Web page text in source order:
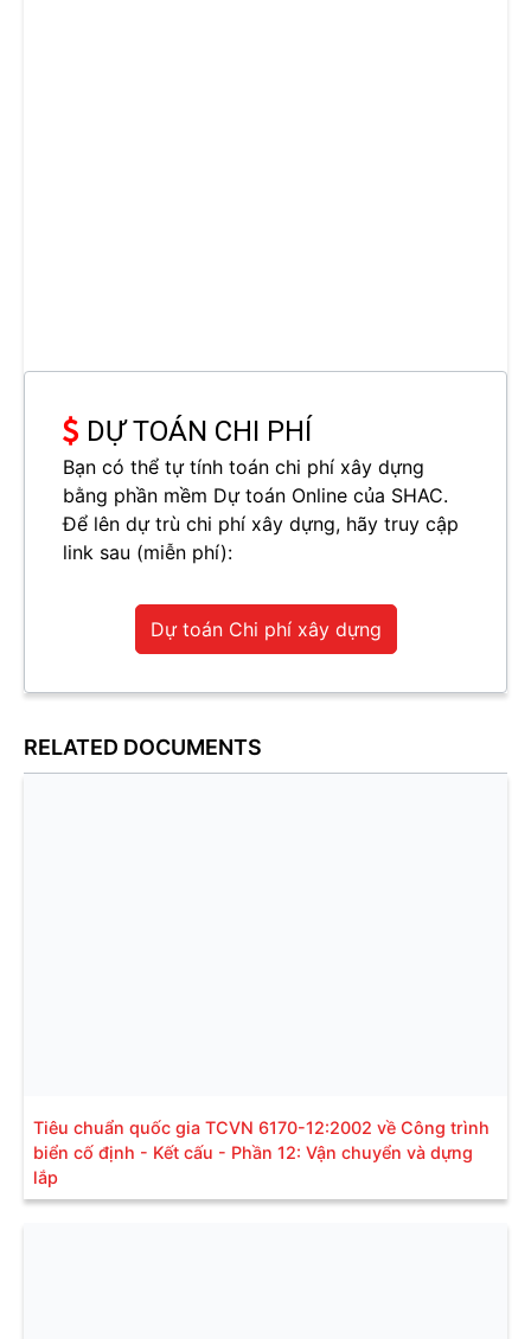
DỰ TOÁN CHI PHÍ
Bạn có thể tự tính toán chi phí xây dựng
bằng phần mềm Dự toán Online của SHAC.
Để lên dự trù chi phí xây dựng, hãy truy cập
link sau (miễn phí):
Dự toán Chi phí xây dựng
RELATED DOCUMENTS
Tiêu chuẩn quốc gia TCVN 6170-12:2002 về Công trình
biển cố định - Kết cấu - Phần 12: Vận chuyển và dựng
lắp